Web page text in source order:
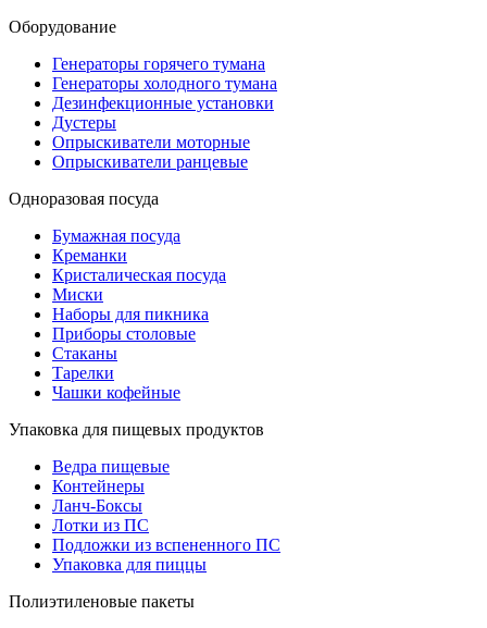
Оборудование
Генераторы горячего тумана
Генераторы холодного тумана
Дезинфекционные установки
Дустеры
Опрыскиватели моторные
Опрыскиватели ранцевые
Одноразовая посуда
Бумажная посуда
Креманки
Кристалическая посуда
Миски
Наборы для пикника
Приборы столовые
Стаканы
Тарелки
Чашки кофейные
Упаковка для пищевых продуктов
Ведра пищевые
Контейнеры
Ланч-Боксы
Лотки из ПС
Подложки из вспененного ПС
Упаковка для пиццы
Полиэтиленовые пакеты